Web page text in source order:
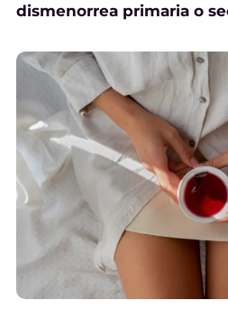
dismenorrea primaria o